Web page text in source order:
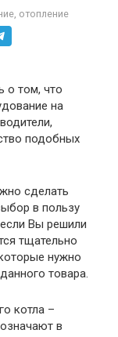
отопление
о том, что
на
подобных
сделать
в пользу
Вы решили
тщательно
нужно
товара.
котла –
в